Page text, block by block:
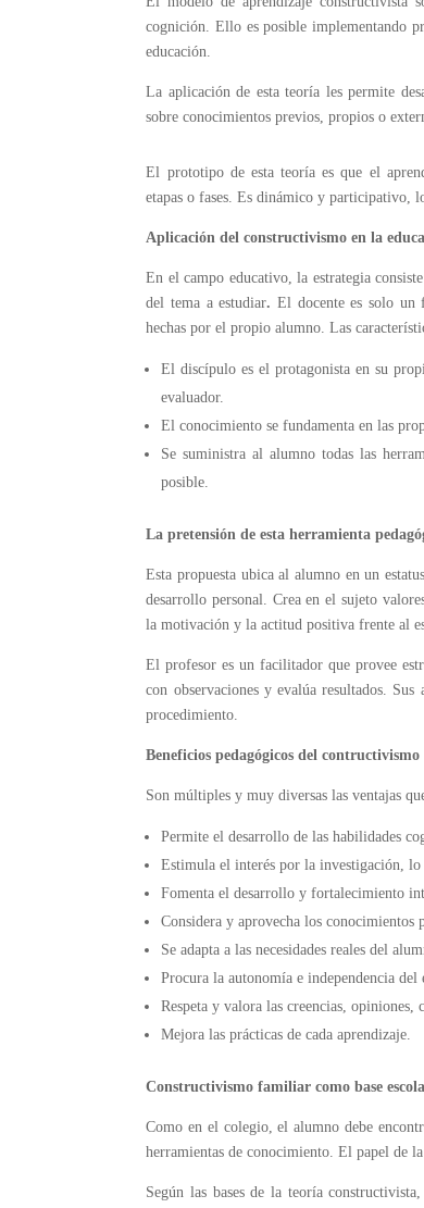
cognición. Ello es posible implementando
educación.
La aplicación de esta teoría les permite
sobre conocimientos previos, propios o
El prototipo de esta teoría es que el
etapas o fases. Es dinámico y participativo,
Aplicación del constructivismo en la
En el campo educativo, la estrategia
del tema a estudiar.El docente es solo un
hechas por el propio alumno. Las
El discípulo es el protagonista en su
evaluador.
El conocimiento se fundamenta en las
Se suministra al alumno todas las
posible.
La pretensión de esta herramienta
Esta propuesta ubica al alumno en un
desarrollo personal. Crea en el sujeto
la motivación y la actitud positiva frente al
El profesor es un facilitador que provee
con observaciones y evalúa resultados.
procedimiento.
Beneficios pedagógicos del contructivismo
Son múltiples y muy diversas las ventajas
Permite el desarrollo de las habilidades
Estimula el interés por la investigación,
Fomenta el desarrollo y fortalecimiento
Considera y aprovecha los conocimientos
Se adapta a las necesidades reales del
Procura la autonomía e independencia
Respeta y valora las creencias,
Mejora las prácticas de cada aprendizaje.
Constructivismo familiar como base
Como en el colegio, el alumno debe
herramientas de conocimiento. El papel de
Según las bases de la teoría